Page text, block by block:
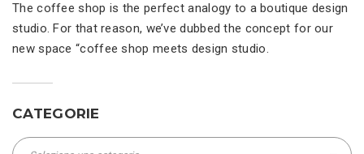
The coffee shop is the perfect analogy to a boutique design
studio. For that reason, we’ve dubbed the concept for our
new space “coffee shop meets design studio.
CATEGORIE
Categorie